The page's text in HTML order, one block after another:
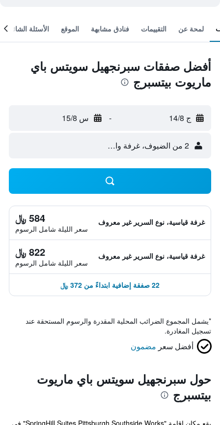
لمحة عن التقييمات فنادق مشابهة الموقع الأسئلة الشائعة
أفضل صفقات سبرنجهيل سويتس باي
ماريوت بيتسبرج
ج 14/8 - س 15/8
2 من الضيوف، غرفة واحدة
غرفة قياسية، نوع السرير غير معروف 584 ﷼
سعر الليلة شامل الرسوم
غرفة قياسية، نوع السرير غير معروف 822 ﷼
سعر الليلة شامل الرسوم
22 صفقة إضافية ابتداءً من 372 ﷼
*يشمل المجموع الضرائب المحلية المقدرة والرسوم المستحقة عند
تسجيل المغادرة.
أفضل سعر مضمون
حول سبرنجهيل سويتس باي ماريوت
بيتسبرج
يقع مكان إقامة "SpringHill Suites Pittsburgh Southside Works" في